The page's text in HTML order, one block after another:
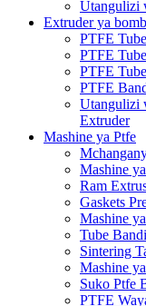
Utangulizi
Extruder ya
PTFE
PTFE
PTFE
PTFE
Utangulizi
Extruder
Mashine ya Ptfe
Mashine
Ram
Gaskets
Mashine
Tube
Sintering
Mashine
Suko Ptfe
PTFE